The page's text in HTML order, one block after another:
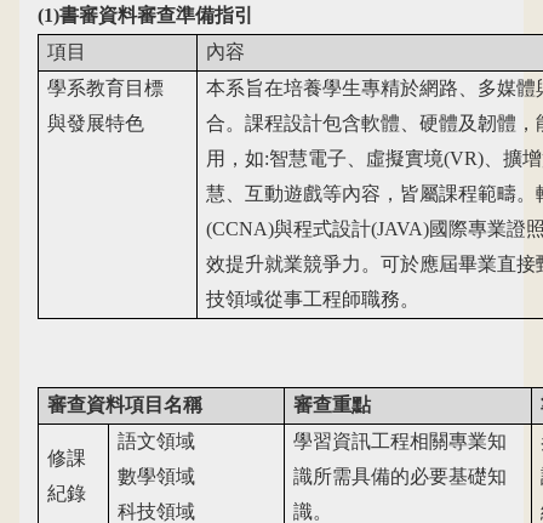
(1)書審資料審查準備指引
項目
內容
學系教育目標
與發展特色
本系旨在培養學生專精於網路、多媒
合。課程設計包含軟體、硬體及韌體
用，如:智慧電子、虛擬實境(VR) 、擴
慧、互動遊戲等內容，皆屬課程範疇
(CCNA)與程式設計(JAVA)國際專業證
效提升就業競爭力。可於應屆畢業直
技領域從事工程師職務。
審查資料項目名稱 審查重點
修課
紀錄
語文領域
數學領域
科技領域
學習資訊工程相關專業知
識所需具備的必要基礎知
識。